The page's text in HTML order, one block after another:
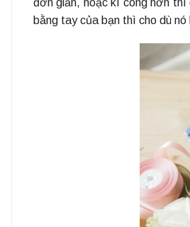
bằng tay của bạn thì cho dù